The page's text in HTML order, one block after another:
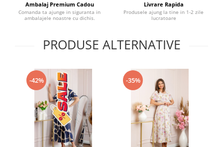
Ambalaj Premium Cadou
Comanda ta ajunge in siguranta in
ambalajele noastre cu dichis.
Livrare Rapida
Produsele ajung la tine in 1-2 zile
lucratoare
PRODUSE ALTERNATIVE
-42% -35%